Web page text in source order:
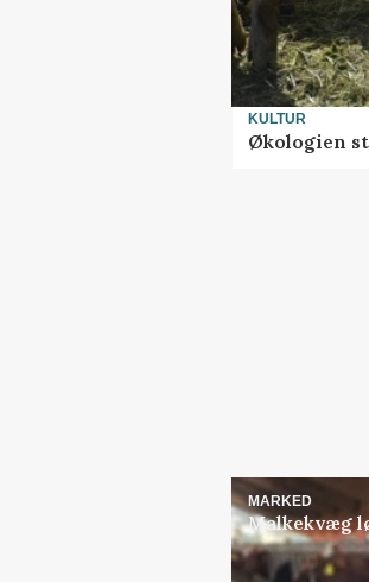
KULTUR
Økologien
MARKED
Malkekvæg